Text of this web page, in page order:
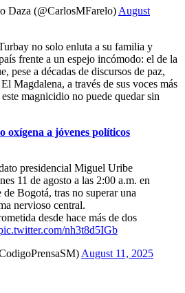
Daza (@CarlosMFarelo) August
no solo enluta a su familia y
frente a un espejo incómodo: el de la
pese a décadas de discursos de paz,
Magdalena, a través de sus voces más
magnicidio no puede quedar sin
oxígena a jóvenes políticos
presidencial Miguel Uribe
11 de agosto a las 2:00 a.m. en
Bogotá, tras no superar una
nervioso central.
desde hace más de dos
nh3t8d5IGb
August 11, 2025